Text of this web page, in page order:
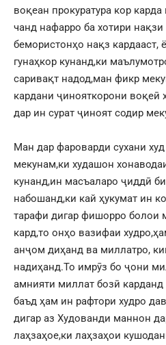
воқеан прокуратура кор
чанд нафарро ба хотири
бемористонҳо нақз кардааст,
гунаҳкор кунанд,ки
саривақт надод,ман фикр
кардани ҷинояткорони воқеӣ
дар ин сурат ҷиноят содир
Ман дар фароварди сухани
мекунам,ки худашон
кунанд,ин масъаларо ҷиддӣ
набошанд,ки кай ҳукумат ин
тарафи дигар фишорро болои
кард,то онҳо вазифаи
анҷом диҳанд ва миллатро,
надиҳанд.То имрӯз бо ҷони
амнияти миллат бозӣ
баъд ҳам ин рафтори худро
дигар аз Худованди маннон
лаҳзаҳое,ки лаҳзаҳои